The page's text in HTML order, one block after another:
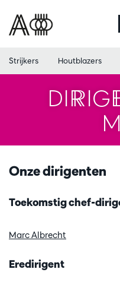
Strijkers Houtblazers
Onze dirigenten
Toekomstig chef-
Marc Albrecht
Eredirigent